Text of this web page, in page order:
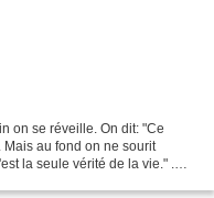
on se réveille. On dit: "Ce
Mais au fond on ne sourit
la seule vérité de la vie." .